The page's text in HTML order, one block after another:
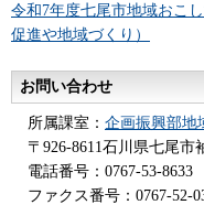
令和7年度七尾市地域おこ
促進や地域づくり）
お問い合わせ
所属課室： 企画振興部地
〒926-8611石川県七尾市
電話番号：0767-53-8633
ファクス番号：0767-52-